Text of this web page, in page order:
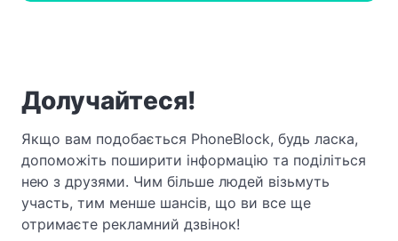
Долучайтеся!
Якщо вам подобається PhoneBlock, будь ласка,
допоможіть поширити інформацію та поділіться
нею з друзями. Чим більше людей візьмуть
участь, тим менше шансів, що ви все ще
отримаєте рекламний дзвінок!